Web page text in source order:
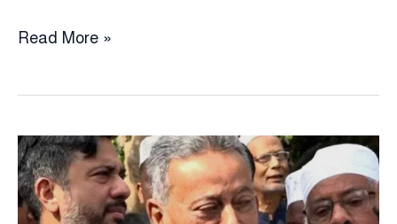
ভোট
হারাম
কেন
—
প্রশ্ন
Read More »